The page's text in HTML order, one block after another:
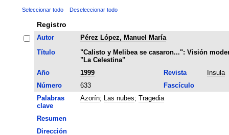
Seleccionar todo Deseleccionar todo
Registro
Autor
Pérez López, Manuel María
Título
"Calisto y Melibea se casaron...": Visión
"La Celestina"
Año
1999 Revista
Insula
Número
633
Fascículo
Palabras
clave
Azorín; Las nubes; Tragedia
Resumen
Dirección